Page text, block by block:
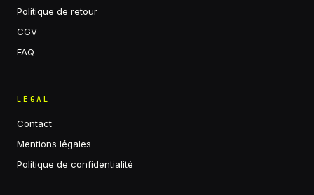
Politique de retour
CGV
FAQ
LÉGAL
Contact
Mentions légales
Politique de confidentialité